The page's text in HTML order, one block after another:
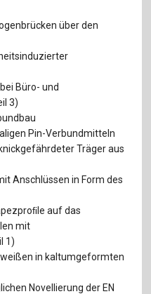
über den
Büro- und
3)
Pin-Verbundmitteln
Träger aus
Anschlüssen in Form des
auf das
mit
1)
in kaltumgeformten
Novellierung der EN